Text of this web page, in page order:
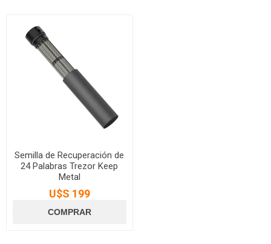
Semilla de Recuperación de
24 Palabras Trezor Keep
Metal
U$S 199